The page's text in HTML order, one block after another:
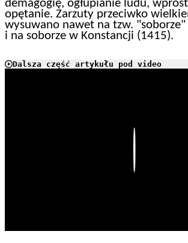
demagogię, ogłupianie ludu,
opętanie. Zarzuty przeciwko
wysuwano nawet na tzw. "soborze"
i na soborze w Konstancji (1415).
Dalsza część artykułu pod video